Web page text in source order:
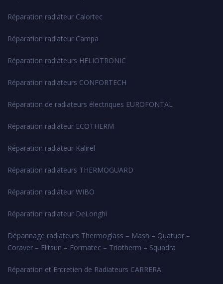
Réparation radiateur Calortec
Réparation radiateur Campa
Réparation radiateurs HELIOTRONIC
Réparation radiateurs CONFORTECH
Réparation de radiateurs électriques EUROFONTAL
Réparation radiateur ECOTHERM
Réparation radiateur Kalirel
Réparation radiateurs THERMOGUARD
Réparation radiateur WIBO
Réparation radiateur DeLonghi
Dépannage radiateurs Thermoglass – Mash – Quatuor –
Coraver – Elitsun – Formatec – Triotherm – Squadra
Réparation et Entretien de Radiateurs CARRERA